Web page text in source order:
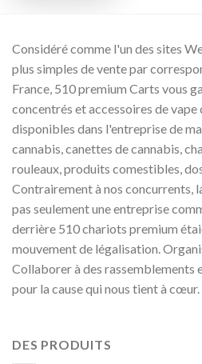
Considéré comme l'un des sites
plus simples de vente par
France, 510 premium Carts vous
concentrés et accessoires de vape
disponibles dans l'entreprise de
cannabis, canettes de cannabis,
rouleaux, produits comestibles,
Contrairement à nos concurrents,
pas seulement une entreprise
derrière 510 chariots premium
mouvement de légalisation.
Collaborer à des
pour la cause qui nous tient à cœur.
DES PRODUITS